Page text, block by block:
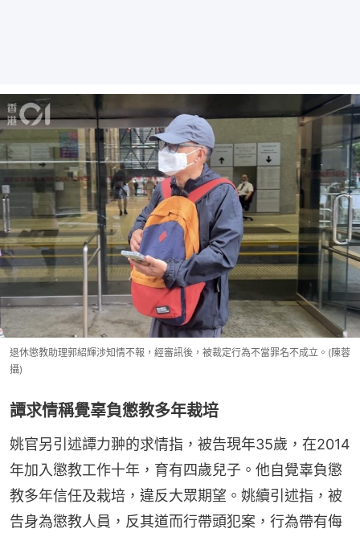
退休懲教助理郭紹輝涉知情不報，經審訊後，被裁定行為不當罪名不成立。(陳蓉
攝)
譚求情稱覺辜負懲教多年裁培
姚官另引述譚力翀的求情指，被告現年35歲，在2014
年加入懲教工作十年，育有四歲兒子。他自覺辜負懲
教多年信任及栽培，違反大眾期望。姚續引述指，被
告身為懲教人員，反其道而行帶頭犯案，行為帶有侮